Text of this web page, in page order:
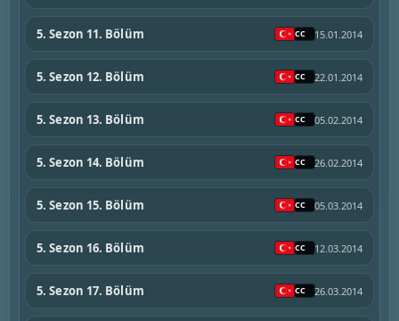
5. Sezon 11. Bölüm 15.01.2014
5. Sezon 12. Bölüm 22.01.2014
5. Sezon 13. Bölüm 05.02.2014
5. Sezon 14. Bölüm 26.02.2014
5. Sezon 15. Bölüm 05.03.2014
5. Sezon 16. Bölüm 12.03.2014
5. Sezon 17. Bölüm 26.03.2014